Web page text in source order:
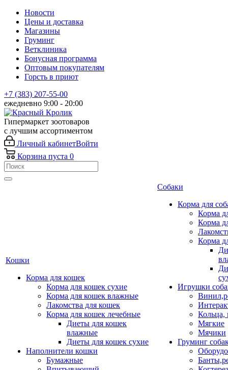
Новости
Цены и доставка
Магазины
Груминг
Ветклиника
Бонусная программа
Оптовым покупателям
Горсть в приют
+7 (383) 207-55-00
ежедневно 9:00 - 20:00
Гипермаркет зоотоваров
с лучшим ассортиментом
Личный кабинетВойти
Корзина пуста 0
Кошки
Корма для кошек
Корма для кошек сухие
Корма для кошек влажные
Лакомства для кошек
Корма для кошек лечебные
Диеты для кошек
влажные
Диеты для кошек сухие
Наполнители кошки
Бумажные
Собаки
Корма для
Корма
Корма
Корма
Игрушки
Кольца,
Мягкие
Мячики
Груминг